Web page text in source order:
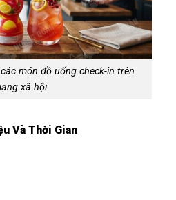
món đồ uống check-in trên
xã hội.
Và Thời Gian